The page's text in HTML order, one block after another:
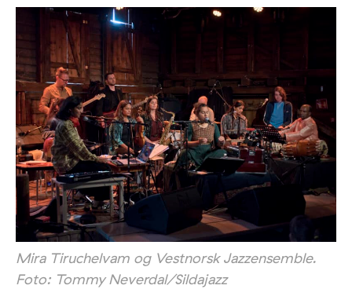
Mira Tiruchelvam og Vestnorsk Jazzensemble.
Foto: Tommy Neverdal/Sildajazz